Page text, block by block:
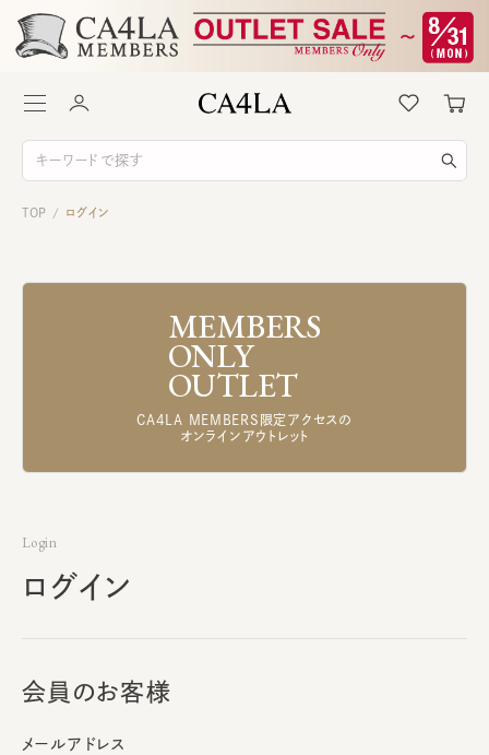
TOP / ログイン
MEMBERS
ONLY
OUTLET
CA4LA MEMBERS限定アクセスの
オンラインアウトレット
Login
ログイン
会員のお客様
メールアドレス